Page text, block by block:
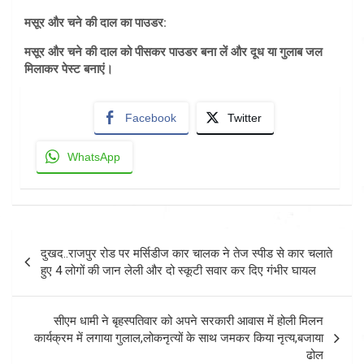
मसूर और चने की दाल का पाउडर:
मसूर और चने की दाल को पीसकर पाउडर बना लें और दूध या गुलाब जल
मिलाकर पेस्ट बनाएं।
Facebook Twitter
WhatsApp
navigation
दुखद..राजपुर रोड पर मर्सिडीज कार चालक ने तेज स्पीड से कार चलाते
हुए 4 लोगों की जान लेली और दो स्कूटी सवार कर दिए गंभीर घायल
सीएम धामी ने बृहस्पतिवार को अपने सरकारी आवास में होली मिलन
कार्यक्रम में लगाया गुलाल,लोकनृत्यों के साथ जमकर किया नृत्य,बजाया
ढोल